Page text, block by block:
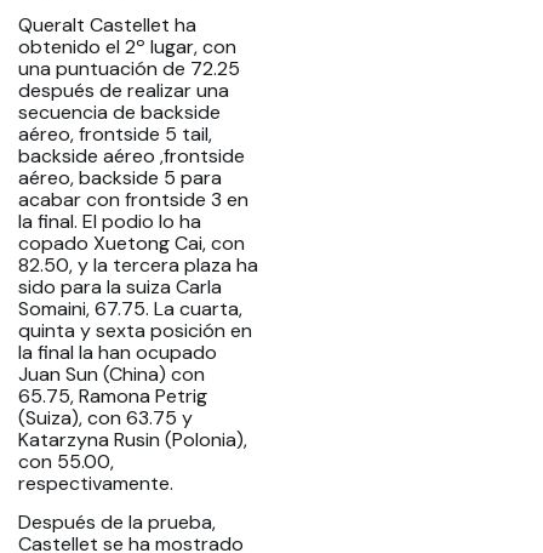
Queralt Castellet ha
obtenido el 2º lugar, con
una puntuación de 72.25
después de realizar una
secuencia de backside
aéreo, frontside 5 tail,
backside aéreo ,frontside
aéreo, backside 5 para
acabar con frontside 3 en
la final. El podio lo ha
copado Xuetong Cai, con
82.50, y la tercera plaza ha
sido para la suiza Carla
Somaini, 67.75. La cuarta,
quinta y sexta posición en
la final la han ocupado
Juan Sun (China) con
65.75, Ramona Petrig
(Suiza), con 63.75 y
Katarzyna Rusin (Polonia),
con 55.00,
respectivamente.
Después de la prueba,
Castellet se ha mostrado